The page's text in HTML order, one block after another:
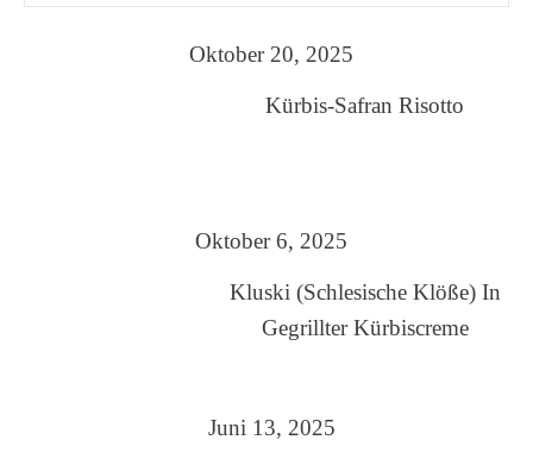
Oktober 20, 2025
Kürbis-Safran Risotto
Oktober 6, 2025
Kluski (Schlesische Klöße) In
Gegrillter Kürbiscreme
Juni 13, 2025